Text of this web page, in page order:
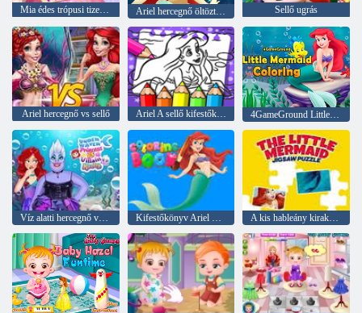
Mia édes trópusi tizenhat parti Ariel hercegnő öltöztetős Sellő ugrás
Ariel hercegnő vs sellő Ariel A sellő kifestőkönyv 4GameGround Little Mermaid színezés
Víz alatti hercegnő vs gonosz rivalizálás Kifestőkönyv Ariel Mermaid számára A kis hableány kirakós játék